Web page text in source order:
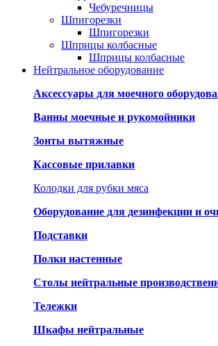
Чебуречницы
Шпигорезки
Шпигорезки
Шприцы колбасные
Шприцы колбасные
Нейтральное оборудование
Аксессуары для моечного
Ванны моечные и рукомойники
Зонты вытяжные
Кассовые прилавки
Колодки для рубки мяса
Оборудование для дезинфекции и
Подставки
Полки настенные
Столы нейтральные
Тележки
Шкафы нейтральные